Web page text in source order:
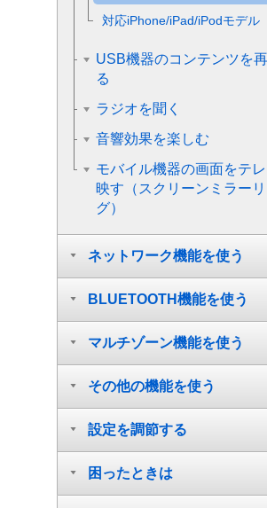
対応iPhone/iPad/iPodモデル
USB機器のコンテンツを
る
ラジオを聞く
音響効果を楽しむ
モバイル機器の画面をテ
映す（スクリーンミラー
グ）
ネットワーク機能を使う
BLUETOOTH機能を使う
マルチゾーン機能を使う
その他の機能を使う
設定を調節する
困ったときは